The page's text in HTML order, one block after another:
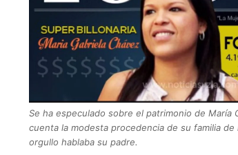
Se ha especulado sobre el patrimonio de María
cuenta la modesta procedencia de su familia
orgullo hablaba su padre.